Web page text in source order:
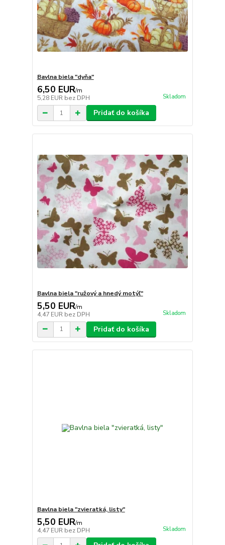
Bavlna biela "dyňa"
6,50 EUR/m
5,28 EUR bez DPH Skladom
Pridať do košíka
Bavlna biela "ružový a hnedý motýľ"
5,50 EUR/m
4,47 EUR bez DPH Skladom
Pridať do košíka
Bavlna biela "zvieratká, listy"
5,50 EUR/m
4,47 EUR bez DPH Skladom